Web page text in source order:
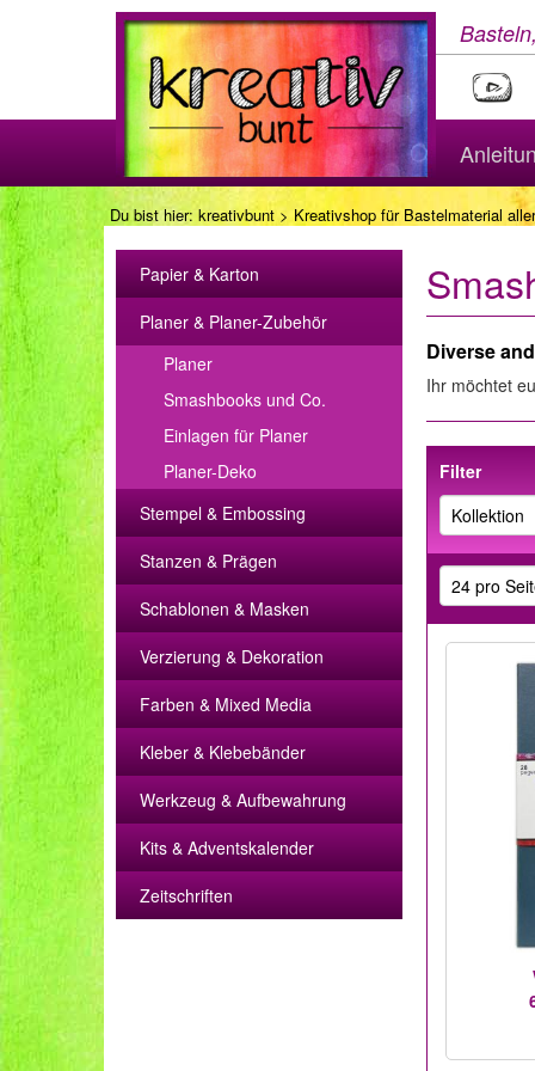
Du bist hier: kreativbunt > Kreativshop für Bastelmaterial
Papier & Karton
Planer & Planer-Zubehör
Planer
Smashbooks und Co.
Einlagen für Planer
Planer-Deko
Stempel & Embossing
Stanzen & Prägen
Schablonen & Masken
Verzierung & Dekoration
Farben & Mixed Media
Kleber & Klebebänder
Werkzeug & Aufbewahrung
Kits & Adventskalender
Zeitschriften
Diverse
Ihr möchtet
Filter